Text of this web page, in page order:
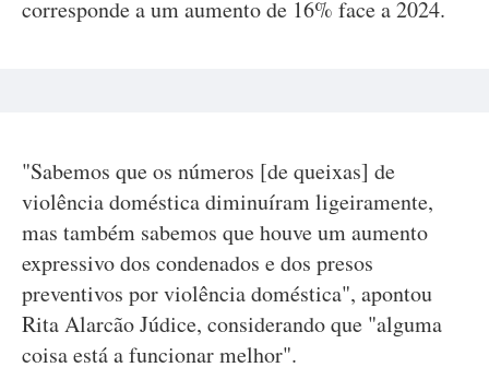
corresponde a um aumento de 16% face a 2024.
"Sabemos que os números [de queixas] de
violência doméstica diminuíram ligeiramente,
mas também sabemos que houve um aumento
expressivo dos condenados e dos presos
preventivos por violência doméstica", apontou
Rita Alarcão Júdice, considerando que "alguma
coisa está a funcionar melhor".